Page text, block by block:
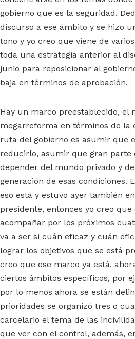
gobierno que es la seguridad.
discurso a ese ámbito y se hizo
tono y yo creo que viene de
toda una estrategia anterior al
junio para reposicionar al
baja en términos de aprobación.
Hay un marco preestablecido, el
megarreforma en términos de la
ruta del gobierno es asumir que
reducirlo, asumir que gran parte
depender del mundo privado y
generación de esas condiciones.
eso está y estuvo ayer también
presidente, entonces yo creo que
acompañar por los próximos
va a ser si cuán eficaz y cuán
lograr los objetivos que se está
creo que ese marco ya está,
ciertos ámbitos específicos, por
por lo menos ahora se están
prioridades se organizó tres o
carcelario el tema de las
que ver con el control, además,